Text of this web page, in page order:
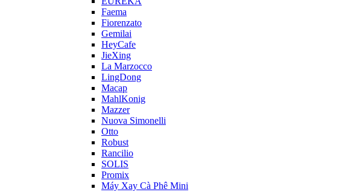
Faema
Fiorenzato
Gemilai
HeyCafe
JieXing
La Marzocco
LingDong
Macap
MahlKonig
Mazzer
Nuova Simonelli
Otto
Robust
Rancilio
SOLIS
Promix
Máy Xay Cà Phê Mini